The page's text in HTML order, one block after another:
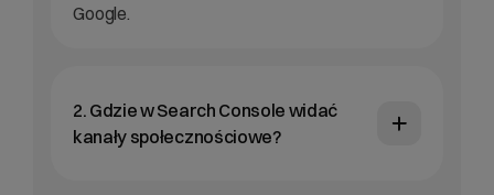
Google.
2. Gdzie w Search Console widać
kanały społecznościowe?